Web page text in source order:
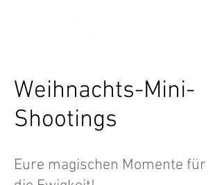
Weihnachts-Mini-
Shootings
Eure magischen Momente für